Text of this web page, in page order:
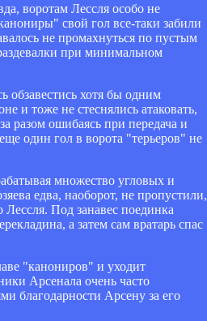
воротам Лессля особо не
свой гол все-таки забили
не промахнуться по пустым
при минимальном
обзавестись хотя бы одним
и тоже не стеснялись атаковать,
разом ошибаясь при передача и
один гол в ворота "терьеров" не
множество угловых и
едва, наоборот, не пропустили,
Под занавес поединка
а затем сам вратарь спас
"канониров" и уходит
Арсенала очень часто
благодарности Арсену за его